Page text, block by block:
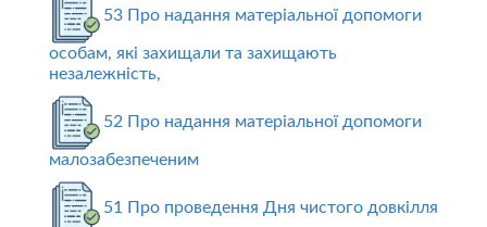
53 Про надання матеріальної допомоги
особам, які захищали та захищають
незалежність,
52 Про надання матеріальної допомоги
малозабезпеченим
51 Про проведення Дня чистого довкілля